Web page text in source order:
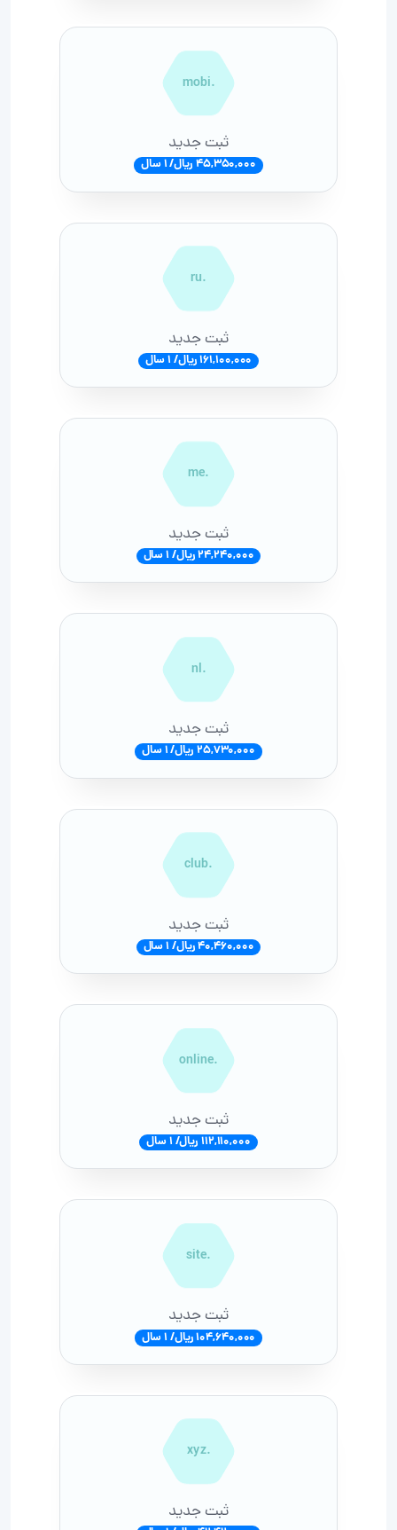
.mobi
ثبت جدید
45,350,000 ریال/ 1 سال
.ru
ثبت جدید
161,100,000 ریال/ 1 سال
.me
ثبت جدید
24,240,000 ریال/ 1 سال
.nl
ثبت جدید
25,730,000 ریال/ 1 سال
.club
ثبت جدید
40,460,000 ریال/ 1 سال
.online
ثبت جدید
112,110,000 ریال/ 1 سال
.site
ثبت جدید
104,640,000 ریال/ 1 سال
.xyz
ثبت جدید